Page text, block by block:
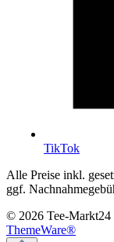
TikTok
Alle Preise inkl.
ggf.
© 2026 Tee-Markt24
ThemeWare®